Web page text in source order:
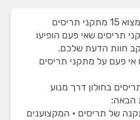
באתר המקצוענים תוכלו למצוא 15 מתקני תריסים
זאת מתוך 146 מתקני תריסים שאי פעם הופיעו
חוות הדעת שלכם.
פעם על מתקני תריסים
בחולון דרך מנוע
הבאה:
של תריסים • המקצוענים